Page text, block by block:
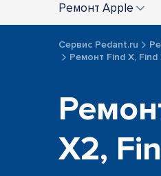
Ремонт Apple
Сервис Pedant.ru
Ремонт Find X, Find
X2,